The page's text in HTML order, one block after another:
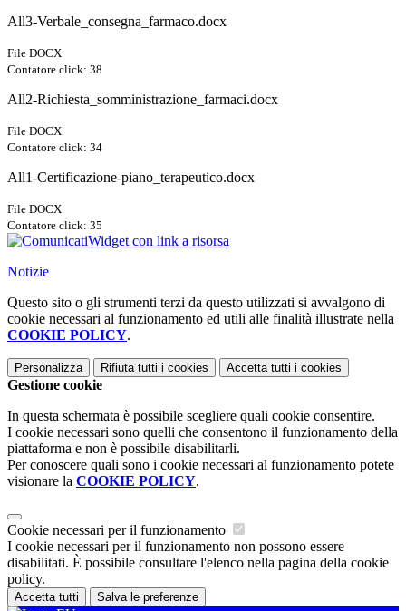
All3-Verbale_consegna_farmaco.docx
File DOCX
Contatore click: 38
All2-Richiesta_somministrazione_farmaci.docx
File DOCX
Contatore click: 34
All1-Certificazione-piano_terapeutico.docx
File DOCX
Contatore click: 35
Widget con link a risorsa
Notizie
Questo sito o gli strumenti terzi da questo utilizzati si avvalgono di
cookie necessari al funzionamento ed utili alle finalità illustrate nella
COOKIE POLICY.
Personalizza Rifiuta tutti i cookies Accetta tutti i cookies
Gestione cookie
In questa schermata è possibile scegliere quali cookie consentire.
I cookie necessari sono quelli che consentono il funzionamento della
piattaforma e non è possibile disabilitarli.
Per conoscere quali sono i cookie necessari al funzionamento potete
visionare la COOKIE POLICY.
Cookie necessari per il funzionamento
I cookie necessari per il funzionamento non possono essere
disabilitati. È possibile consultare l'elenco nella pagina della cookie
policy.
Accetta tutti Salva le preferenze